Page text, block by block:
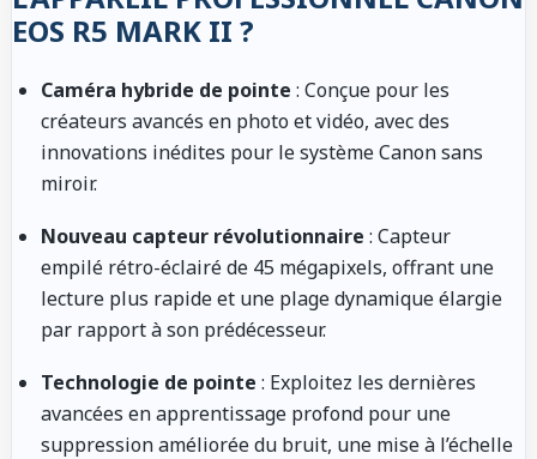
EOS R5 MARK II ?
Caméra hybride de pointe : Conçue pour les
créateurs avancés en photo et vidéo, avec des
innovations inédites pour le système Canon sans
miroir.
Nouveau capteur révolutionnaire : Capteur
empilé rétro-éclairé de 45 mégapixels, offrant une
lecture plus rapide et une plage dynamique élargie
par rapport à son prédécesseur.
Technologie de pointe : Exploitez les dernières
avancées en apprentissage profond pour une
suppression améliorée du bruit, une mise à l’échelle